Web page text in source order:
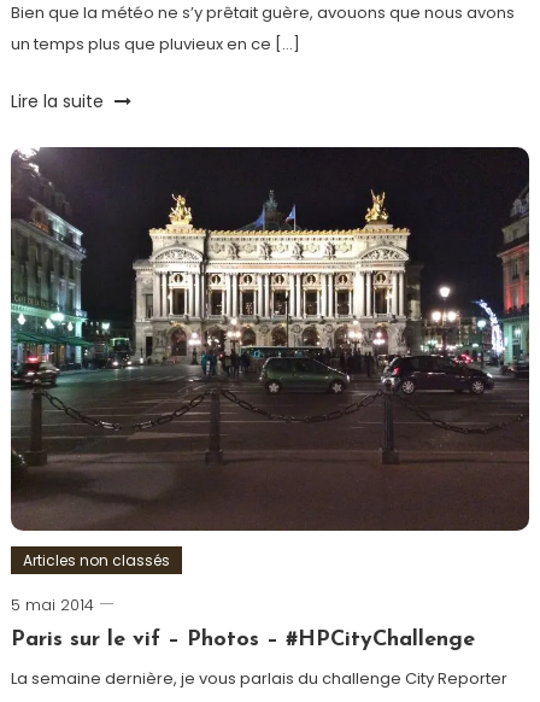
Bien que la météo ne s’y prêtait guère, avouons que nous avons
un temps plus que pluvieux en ce […]
Tagged
Challenge,
HP,
Pairs,
photos
Lire la suite
Articles non classés
5 mai 2014
Romain-
Paris
Paris sur le vif – Photos – #HPCityChallenge
La semaine dernière, je vous parlais du challenge City Reporter